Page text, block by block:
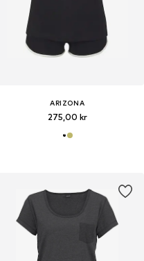
ARIZONA
275,00 kr